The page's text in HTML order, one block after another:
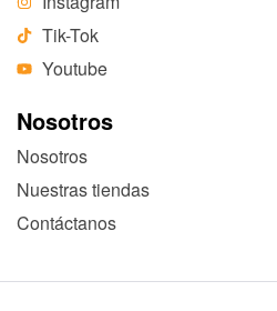
Tik-Tok
Youtube
Nosotros
Nosotros
Nuestras tiendas
Contáctanos